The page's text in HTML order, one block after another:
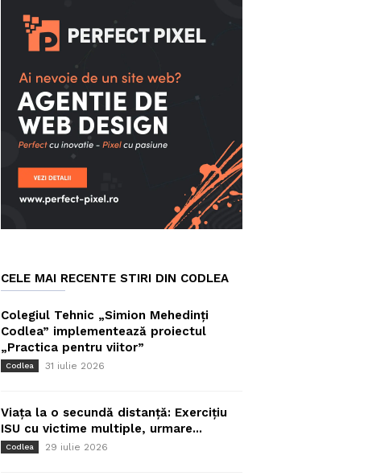
CELE MAI RECENTE STIRI DIN CODLEA
Colegiul Tehnic „Simion Mehedinți
Codlea” implementează proiectul
„Practica pentru viitor”
Codlea 31 iulie 2026
Viața la o secundă distanță: Exercițiu
ISU cu victime multiple, urmare...
Codlea 29 iulie 2026